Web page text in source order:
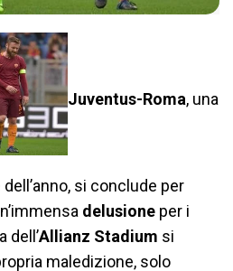
Juventus-Roma, una
si conclude per
delusione per i
dell’Allianz Stadium si
maledizione, solo